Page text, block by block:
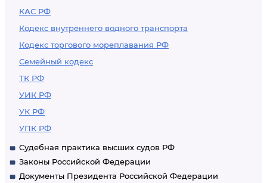
КАС РФ
Кодекс внутреннего водного транспорта
Кодекс торгового мореплавания РФ
Семейный кодекс
ТК РФ
УИК РФ
УК РФ
УПК РФ
Судебная практика высших судов РФ
Законы Российской Федерации
Документы Президента Российской Федерации